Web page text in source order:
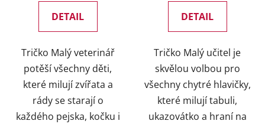
DETAIL
Tričko Malý veterinář
potěší všechny děti,
které milují zvířata a
rády se starají o
každého pejska, kočku i
DETAIL
Tričko Malý učitel je
skvělou volbou pro
všechny chytré hlavičky,
které milují tabuli,
ukazovátko a hraní na